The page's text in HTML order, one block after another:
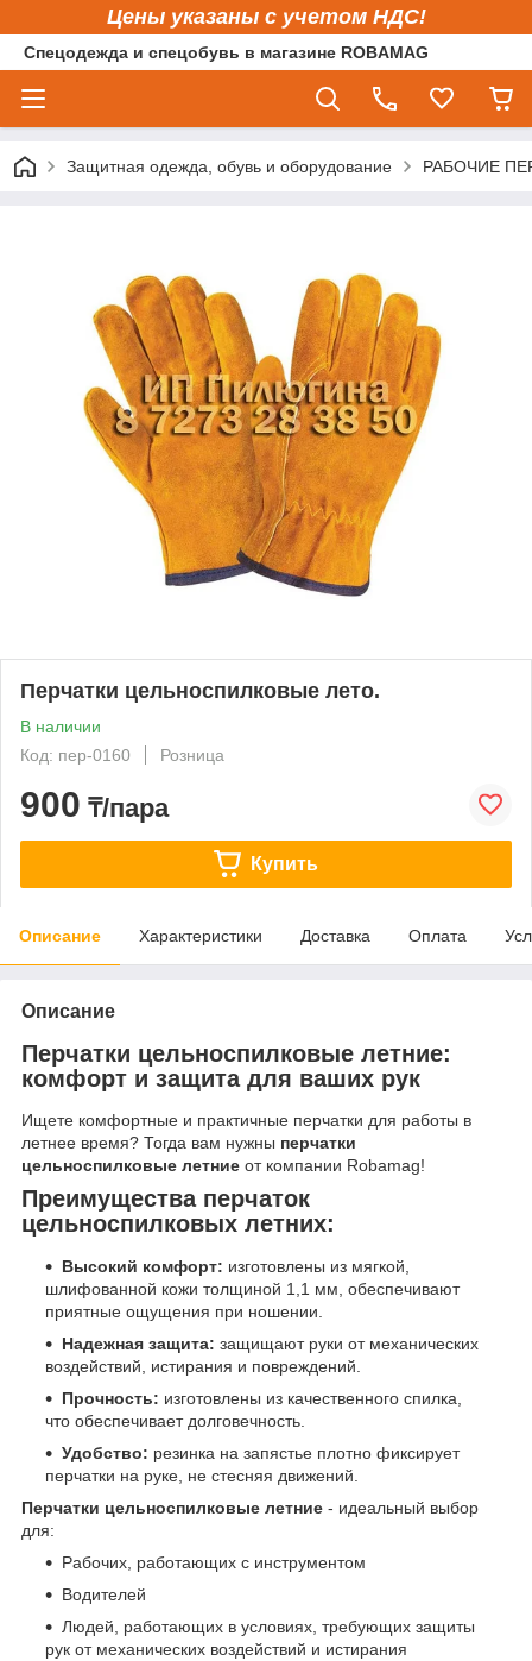
Цены указаны с учетом НДС!
Спецодежда и спецобувь в магазине ROBAMAG
Защитная одежда, обувь и оборудование РАБОЧИЕ
Перчатки цельноспилковые лето.
В наличии
Код: пер-0160
Розница
900 ₸/пара
Купить
Описание Характеристики Доставка Оплата
Описание
Перчатки цельноспилковые летние:
комфорт и защита для ваших рук
Ищете комфортные и практичные перчатки для работы в
летнее время? Тогда вам нужны перчатки
цельноспилковые летние от компании Robamag!
Преимущества перчаток
цельноспилковых летних:
Высокий комфорт: изготовлены из мягкой,
шлифованной кожи толщиной 1,1 мм, обеспечивают
приятные ощущения при ношении.
Надежная защита: защищают руки от механических
воздействий, истирания и повреждений.
Прочность: изготовлены из качественного спилка,
что обеспечивает долговечность.
Удобство: резинка на запястье плотно фиксирует
перчатки на руке, не стесняя движений.
Перчатки цельноспилковые летние - идеальный выбор
для:
Рабочих, работающих с инструментом
Водителей
Людей, работающих в условиях, требующих защиты
рук от механических воздействий и истирания